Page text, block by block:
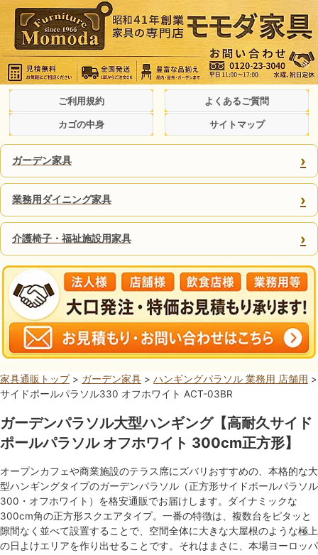
ご利用規約 よくあるご質問
カゴの中身 サイトマップ
ガーデン家具 ›
業務用ダイニング家具 ›
介護椅子・福祉施設用家具 ›
家具通販トップ> ガーデン家具 > ハンギングパラソル 業務用 店舗用 >
サイドポールパラソル330 オフホワイト ACT-03BR
ガーデンパラソル大型ハンギング【高耐久サイド
ポールパラソル オフホワイト 300cm正方形】
オープンカフェや商業施設のテラス席にズバリおすすめの、本格的な大
型ハンギングタイプのガーデンパラソル（正方形サイドポールパラソル
300・オフホワイト）を格安通販でお届けします。ダイナミックな
300cm角の正方形スクエアタイプ。一番の特徴は、複数台をピタッと
隙間なく並べて設置することで、空間全体に大きな大屋根のような極上
の日よけエリアを作り出せることです。それはまさに、本場ヨーロッパ